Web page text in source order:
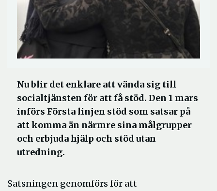
Nu blir det enklare att vända sig till
socialtjänsten för att få stöd. Den 1 mars
införs Första linjen stöd som satsar på
att komma än närmre sina målgrupper
och erbjuda hjälp och stöd utan
utredning.
Satsningen genomförs för att